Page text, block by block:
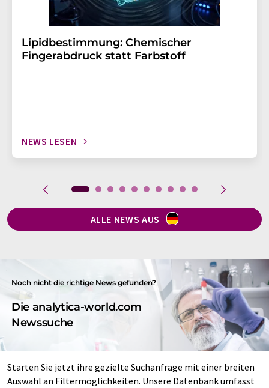
Lipidbestimmung: Chemischer
Fingerabdruck statt Farbstoff
NEWS LESEN
ALLE NEWS AUS
Noch nicht die richtige News gefunden?
Die analytica-world.com
Newssuche
Starten Sie jetzt ihre gezielte Suchanfrage mit einer breiten
Auswahl an Filtermöglichkeiten. Unsere Datenbank umfasst